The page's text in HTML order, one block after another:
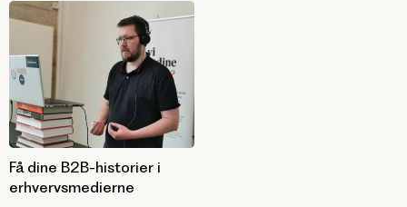
Få dine B2B-historier i
erhvervsmedierne